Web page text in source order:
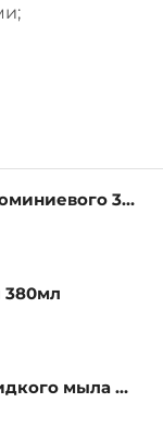
Крышка к контейнеру алюминиевого 380мл
Диспенсер ручной для жидкого мыла Grass IT-0638, черный